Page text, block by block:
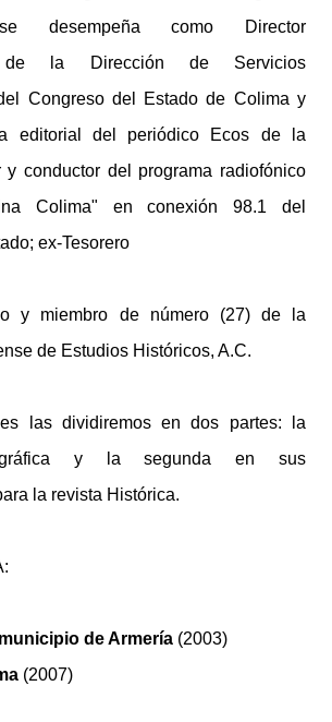
desempeña como Director
de la Dirección de Servicios
Congreso del Estado de Colima y
editorial del periódico Ecos de la
y conductor del programa radiofónico
Colima" en conexión 98.1 del
ex-Tesorero
y miembro de número (27) de la
de Estudios Históricos, A.C.
las dividiremos en dos partes: la
y la segunda en sus
la revista Histórica.
de Armería (2003)
(2007)